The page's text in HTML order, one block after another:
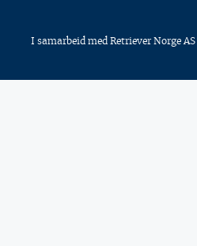
I samarbeid med Retriever Norge AS